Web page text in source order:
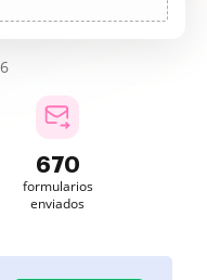
670
formularios
enviados